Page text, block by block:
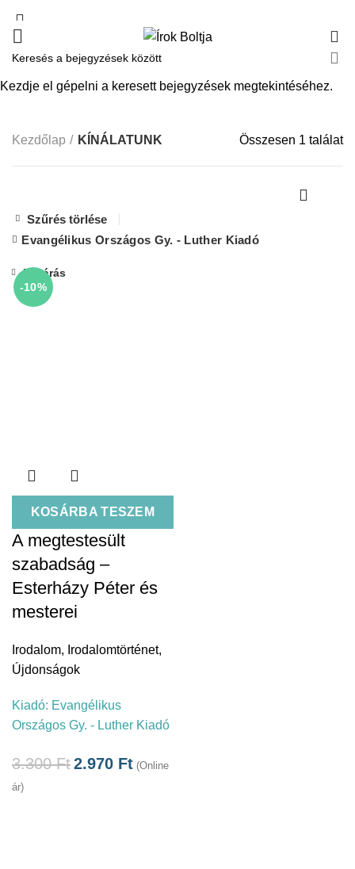
KÍNÁLATUNK
Kezdőlap KÍNÁLATUNK Összesen 1 találat
Szűrés törlése
Evangélikus Országos Gy. - Luther Kiadó
-10%
KOSÁRBA TESZEM
Bezárás
A megtestesült
szabadság –
Esterházy Péter és
mesterei
Irodalom, Irodalomtörténet,
Újdonságok
Kiadó: Evangélikus
Országos Gy. - Luther Kiadó
3.300Ft2.970 Ft (Online
ár)
Kezdje el gépelni a keresett bejegyzések megtekintéséhez.